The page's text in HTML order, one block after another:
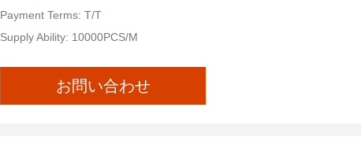
Payment Terms: T/T
Supply Ability: 10000PCS/M
お問い合わせ